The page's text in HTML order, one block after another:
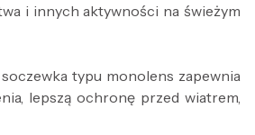
i innych aktywności na świeżym
typu monolens zapewnia
lepszą ochronę przed wiatrem,